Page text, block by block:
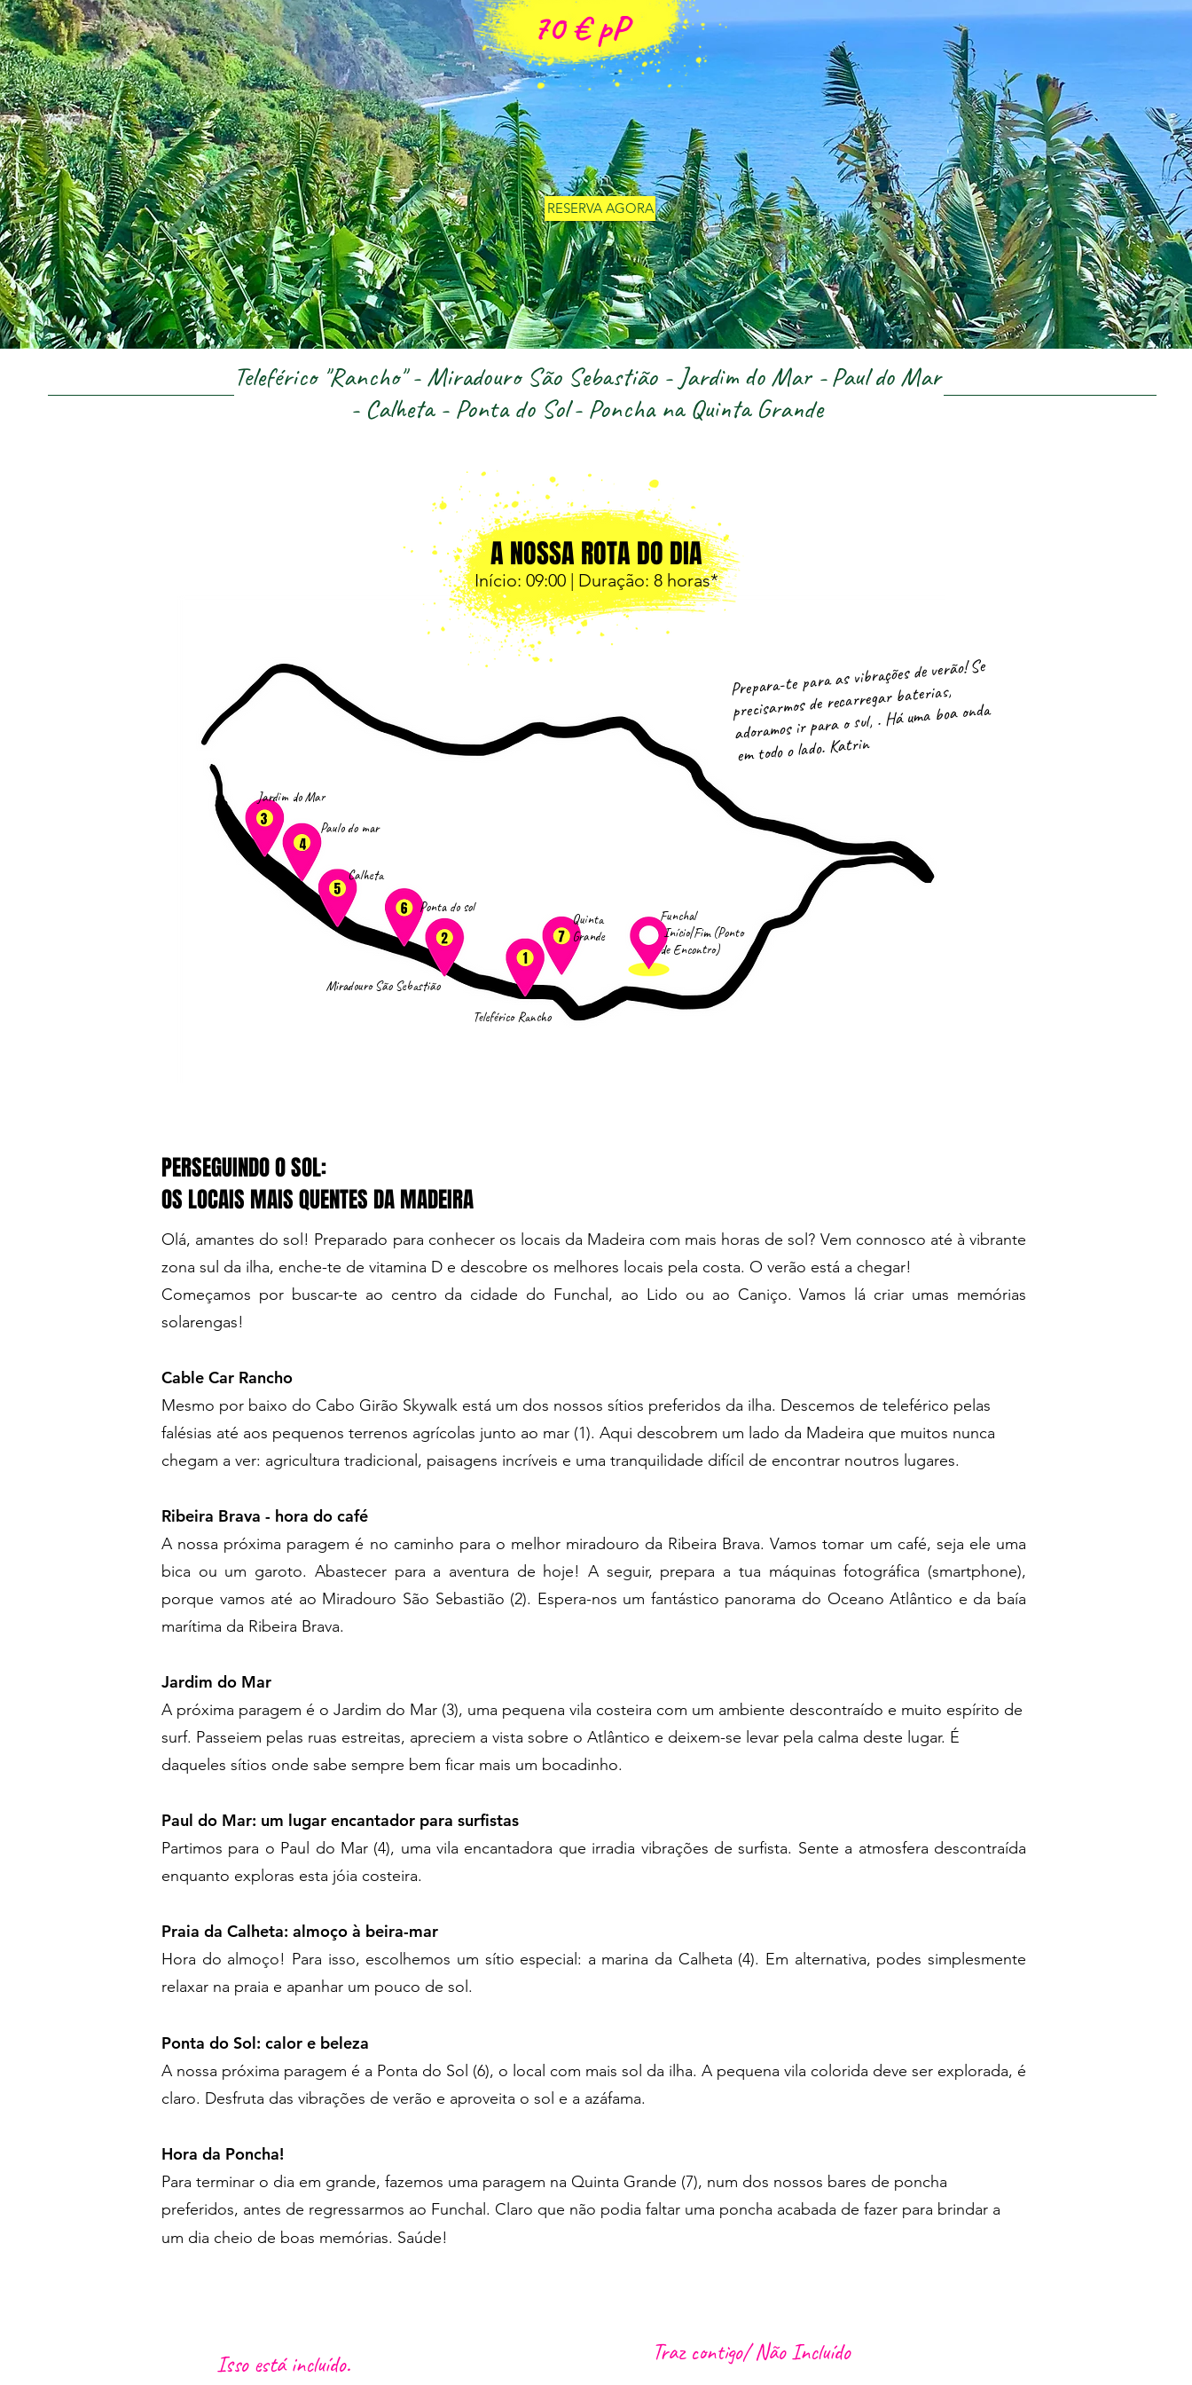
70 €pP
RESERVA AGORA
Teleférico "Rancho" - Miradouro São Sebastião - Jardim do Mar -Paul do Mar
- Calheta - Ponta do Sol - Poncha na Quinta Grande
Funchal
Início|Fim (Ponto
de Encontro)
Paulo do mar
Jardim do Mar
Calheta
Ponta do sol
Teleférico Rancho
Miradouro São Sebastião
Quinta
Grande
Prepara-te para as vibrações de verão! Se
precisarmos de recarregar baterias,
adoramos ir para o sul, . Há uma boa onda
em todo o lado. Katrin
A NOSSA ROTA DO DIA
Início: 09:00 | Duração: 8horas*
PERSEGUINDO O SOL:
OS LOCAIS MAIS QUENTES DA MADEIRA
Olá, amantes do sol! Preparado para conhecer os locais da Madeira com mais horas de sol? Vem connosco até à vibrante
zona sul da ilha, enche-te de vitamina D e descobre os melhores locais pela costa. O verão está a chegar!
Começamos por buscar-te ao centro da cidade do Funchal, ao Lido ou ao Caniço. Vamos lá criar umas memórias
solarengas!
Cable Car Rancho
Mesmo por baixo do Cabo Girão Skywalk está um dos nossos sítios preferidos da ilha. Descemos de teleférico pelas
falésias até aos pequenos terrenos agrícolas junto ao mar (1). Aqui descobrem um lado da Madeira que muitos nunca
chegam a ver: agricultura tradicional, paisagens incríveis e uma tranquilidade difícil de encontrar noutros lugares.
Ribeira Brava - hora do café
A nossa próxima paragem é no caminho para o melhor miradouro da Ribeira Brava. Vamos tomar um café, seja ele uma
bica ou um garoto. Abastecer para a aventura de hoje! A seguir, prepara a tua máquinas fotográfica (smartphone),
porque vamos até ao Miradouro São Sebastião (2). Espera-nos um fantástico panorama do Oceano Atlântico e da baía
marítima da Ribeira Brava.
Jardim do Mar
A próxima paragem é o Jardim do Mar (3), uma pequena vila costeira com um ambiente descontraído e muito espírito de
surf. Passeiem pelas ruas estreitas, apreciem a vista sobre o Atlântico e deixem-se levar pela calma deste lugar. É
daqueles sítios onde sabe sempre bem ficar mais um bocadinho.
Paul do Mar: um lugar encantador para surfistas
Partimos para o Paul do Mar (4), uma vila encantadora que irradia vibrações de surfista. Sente a atmosfera descontraída
enquanto exploras esta jóia costeira.
Praia da Calheta: almoço à beira-mar
Hora do almoço! Para isso, escolhemos um sítio especial: a marina da Calheta (4). Em alternativa, podes simplesmente
relaxar na praia e apanhar um pouco de sol.
Ponta do Sol: calor e beleza
A nossa próxima paragem é a Ponta do Sol (6), o local com mais sol da ilha. A pequena vila colorida deve ser explorada, é
claro. Desfruta das vibrações de verão e aproveita o sol e a azáfama.
Hora da Poncha!
Para terminar o dia em grande, fazemos uma paragem na Quinta Grande (7), num dos nossos bares de poncha
preferidos, antes de regressarmos ao Funchal. Claro que não podia faltar uma poncha acabada de fazer para brindar a
um dia cheio de boas memórias. Saúde!
Isso está incluído. Traz contigo/ Não Incluído